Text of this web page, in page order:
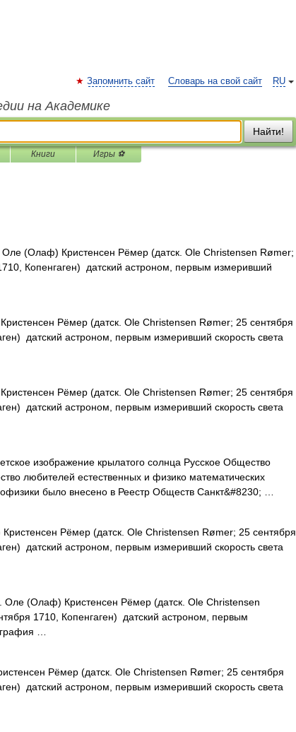
RU
Запомнить сайт Словарь на свой сайт
на Академике
Найти!
Книги Игры ⚽
(Олаф) Кристенсен Рёмер (датск. Ole Christensen Rømer;
Копенгаген) датский астроном, первым измеривший
Рёмер (датск. Ole Christensen Rømer; 25 сентября
датский астроном, первым измеривший скорость света
Рёмер (датск. Ole Christensen Rømer; 25 сентября
датский астроном, первым измеривший скорость света
изображение крылатого солнца Русское Общество
любителей естественных и физико математических
было внесено в Реестр Обществ Санкт&#8230; …
Рёмер (датск. Ole Christensen Rømer; 25 сентября
датский астроном, первым измеривший скорость света
(Олаф) Кристенсен Рёмер (датск. Ole Christensen
1710, Копенгаген) датский астроном, первым
…
Рёмер (датск. Ole Christensen Rømer; 25 сентября
датский астроном, первым измеривший скорость света